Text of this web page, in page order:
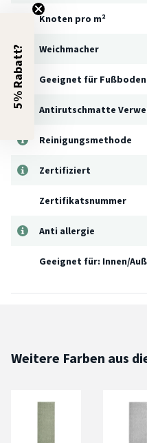
Knoten pro m²
Weichmacher
Geeignet für
Antirutschmatte
Reinigungsmethode
Zertifiziert
Zertifikatsnummer
Anti allergie
Geeignet für: Innen/
Weitere Farben aus
5% Rabatt?